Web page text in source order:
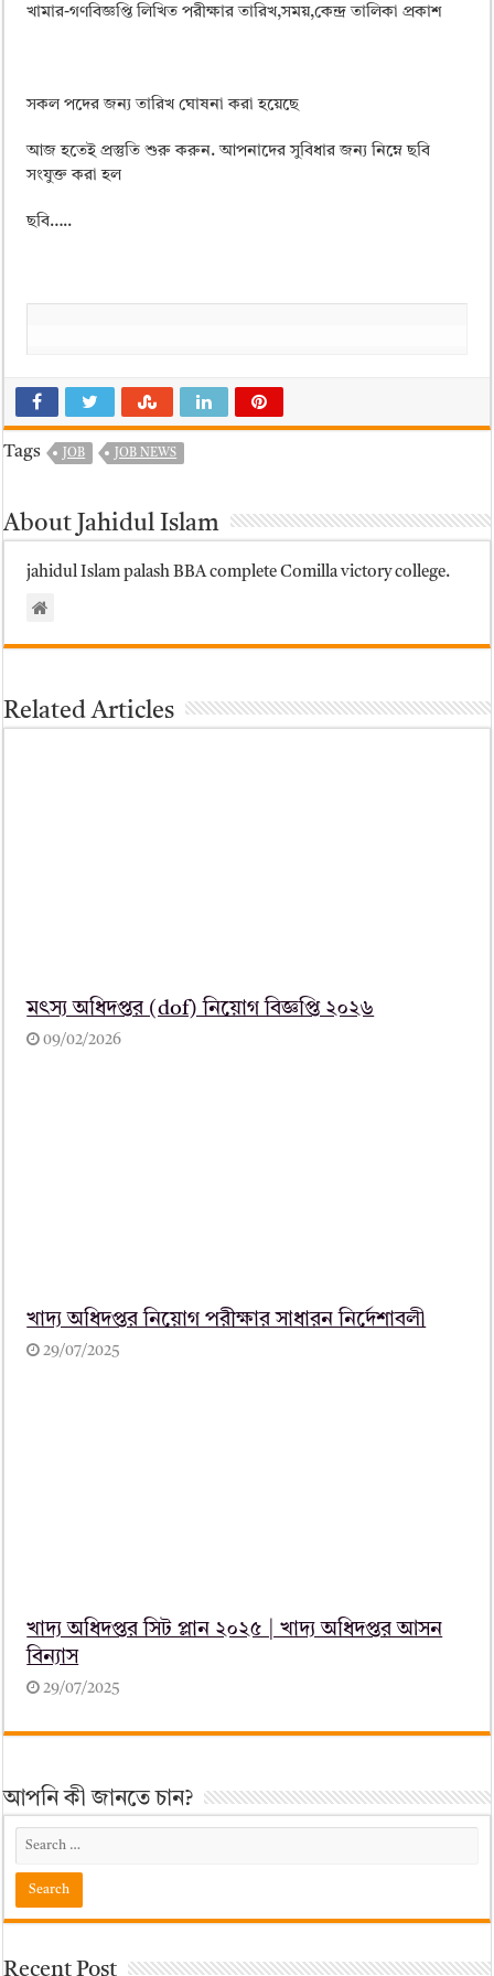
ময়মনসিংহ বোর্ড এইচএসসি রেজাল্ট ২০২৫ – HSC Result 2025 Mymensingh
খামার-গণবিজ্ঞপ্তি লিখিত পরীক্ষার তারিখ,সময়,কেন্দ্র তালিকা প্রকাশ
সকল পদের জন্য তারিখ ঘোষনা করা হয়েছে
আজ হতেই প্রস্তুতি শুরু করুন. আপনাদের সুবিধার জন্য নিম্নে ছবি
সংযুক্ত করা হল
ছবি…..
Tags JOB JOB NEWS
About Jahidul Islam
jahidul Islam palash BBA complete Comilla victory college.
Related Articles
মৎস্য অধিদপ্তর (dof) নিয়োগ বিজ্ঞপ্তি ২০২৬
09/02/2026
খাদ্য অধিদপ্তর নিয়োগ পরীক্ষার সাধারন নির্দেশাবলী
29/07/2025
খাদ্য অধিদপ্তর সিট প্লান ২০২৫ | খাদ্য অধিদপ্তর আসন
বিন্যাস
29/07/2025
আপনি কী জানতে চান?
Recent Post